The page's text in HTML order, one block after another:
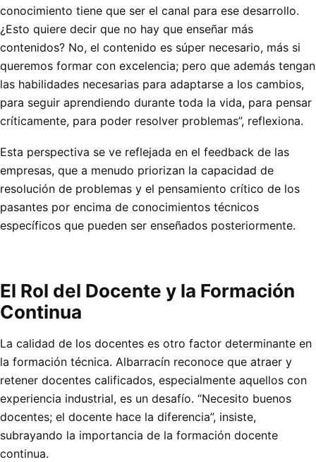
conocimiento tiene que ser el canal para ese desarrollo.
¿Esto quiere decir que no hay que enseñar más
contenidos? No, el contenido es súper necesario, más si
queremos formar con excelencia; pero que además tengan
las habilidades necesarias para adaptarse a los cambios,
para seguir aprendiendo durante toda la vida, para pensar
críticamente, para poder resolver problemas”, reflexiona.
Esta perspectiva se ve reflejada en el feedback de las
empresas, que a menudo priorizan la capacidad de
resolución de problemas y el pensamiento crítico de los
pasantes por encima de conocimientos técnicos
específicos que pueden ser enseñados posteriormente.
El Rol del Docente y la Formación
Continua
La calidad de los docentes es otro factor determinante en
la formación técnica. Albarracín reconoce que atraer y
retener docentes calificados, especialmente aquellos con
experiencia industrial, es un desafío. “Necesito buenos
docentes; el docente hace la diferencia”, insiste,
subrayando la importancia de la formación docente
continua.